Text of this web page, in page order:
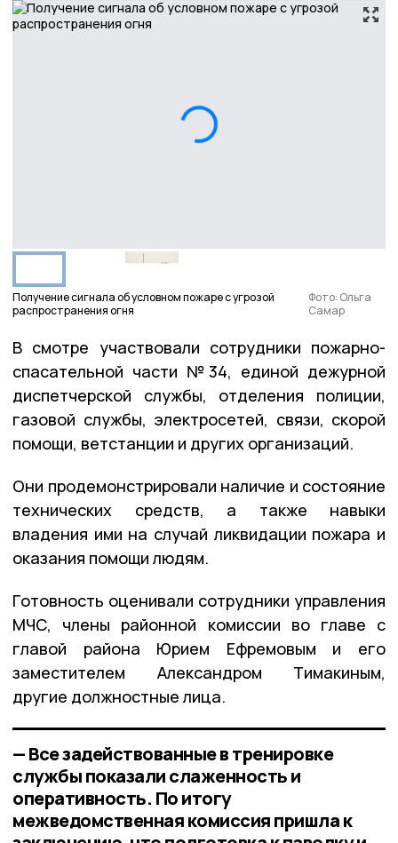
Получение сигнала об условном пожаре с угрозой
распространения огня
Фото: Ольга
Самар
В смотре участвовали сотрудники пожарно-
спасательной части №34, единой дежурной
диспетчерской службы, отделения полиции,
газовой службы, электросетей, связи, скорой
помощи, ветстанции и других организаций.
Они продемонстрировали наличие и состояние
технических средств, а также навыки
владения ими на случай ликвидации пожара и
оказания помощи людям.
Готовность оценивали сотрудники управления
МЧС, члены районной комиссии во главе с
главой района Юрием Ефремовым и его
заместителем Александром Тимакиным,
другие должностные лица.
— Все задействованные в тренировке
службы показали слаженность и
оперативность. По итогу
межведомственная комиссия пришла к